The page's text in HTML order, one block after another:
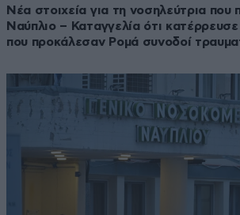
Νέα στοιχεία για τη νοσηλεύτρια που
Ναύπλιο – Καταγγελία ότι
που προκάλεσαν Ρομά συνοδοί